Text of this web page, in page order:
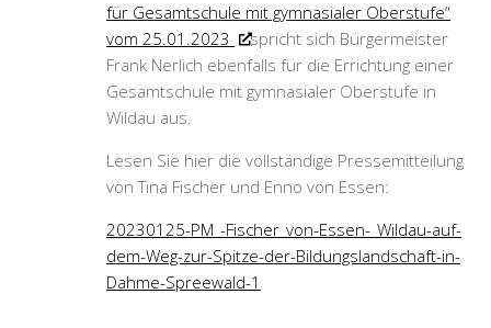
für Gesamtschule mit gymnasialer Oberstufe“
vom 25.01.2023
spricht sich Bürgermeister
Frank Nerlich ebenfalls für die Errichtung einer
Gesamtschule mit gymnasialer Oberstufe in
Wildau aus.
Lesen Sie hier die vollständige Pressemitteilung
von Tina Fischer und Enno von Essen:
20230125-PM_-Fischer_von-Essen-_Wildau-auf-
dem-Weg-zur-Spitze-der-Bildungslandschaft-in-
Dahme-Spreewald-1